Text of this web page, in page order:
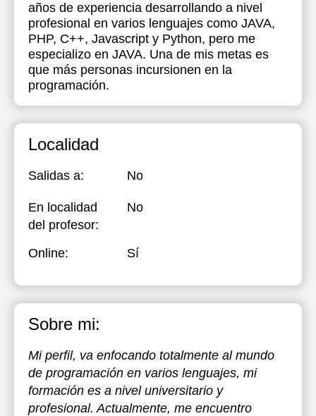
años de experiencia desarrollando a nivel
profesional en varios lenguajes como JAVA,
PHP, C++, Javascript y Python, pero me
especializo en JAVA. Una de mis metas es
que más personas incursionen en la
programación.
Localidad
Salidas a: No
En localidad
del profesor:
No
Online: Sí
Sobre mi:
Mi perfil, va enfocando totalmente al mundo
de programación en varios lenguajes, mi
formación es a nivel universitario y
profesional. Actualmente, me encuentro